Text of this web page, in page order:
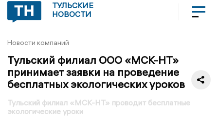
ТУЛЬСКИЕ
НОВОСТИ
Новости компаний
Тульский филиал ООО «МСК-НТ»
принимает заявки на проведение
бесплатных экологических уроков
Тульский филиал «МСК-НТ» проводит бесплатные
экологические уроки